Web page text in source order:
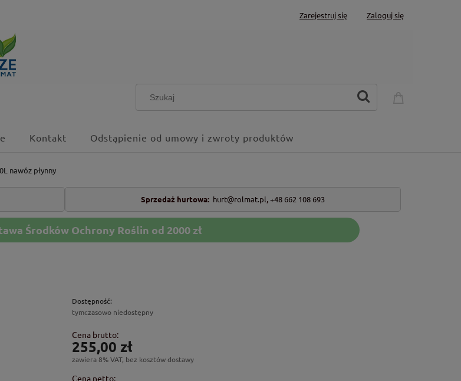
Zarejestruj się Zaloguj się
Kontakt Odstąpienie od umowy i zwroty produktów
nawóz płynny
Sprzedaż hurtowa: hurt@rolmat.pl,+48 662 108 693
Środków Ochrony Roślin od 2000 zł
Dostępność:
tymczasowo niedostępny
Cena brutto:
255,00 zł
zawiera 8% VAT, bez kosztów dostawy
Cena netto: